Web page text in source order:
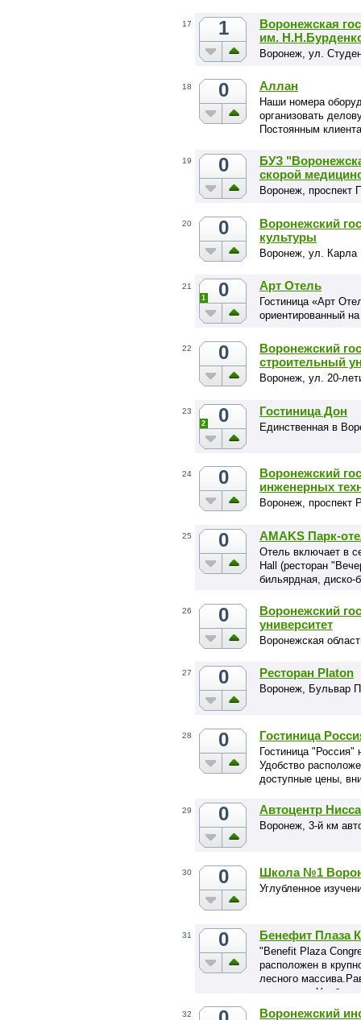
17 1
Воронежская
им.
Воронеж, ул.
18 0 Аллан
Наши номера
организовать
Постоянным
19 0
БУЗ
скорой
Воронеж, проспект
20 0
Воронежский
культуры
Воронеж, ул. Карла
21 0
1
Арт Отель
Гостиница «Арт
ориентированный
22 0
Воронежский
строительный
Воронеж, ул. 20-
23 0
2
Гостиница Дон
Единственная в
24 0
Воронежский
инженерных
Воронеж, проспект
25 0 AMAKS Парк-
Отель включает в
Hall (ресторан
бильярдная, диско-
26 0
Воронежский
университет
Воронежская
27 0 Ресторан Platon
Воронеж, Бульвар
28 0 Гостиница
Гостиница
Удобство
доступные цены,
29 0 Автоцентр
Воронеж, 3-й км
30 0 Школа №1
Углубленное
31 0 Бенефит Плаза
"Benefit Plaza
расположен в
лесного
аэропорта.
32 Воронежский